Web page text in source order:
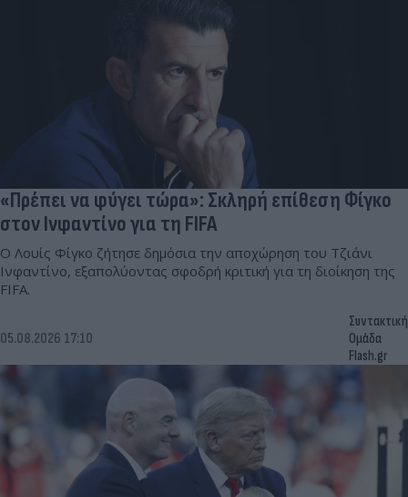
«Πρέπει να φύγει τώρα»: Σκληρή επίθεση Φίγκο
στον Ινφαντίνο για τη FIFA
Ο Λουίς Φίγκο ζήτησε δημόσια την αποχώρηση του Τζιάνι
Ινφαντίνο, εξαπολύοντας σφοδρή κριτική για τη διοίκηση της
FIFA.
05.08.2026 17:10
Συντακτική
Ομάδα
Flash.gr